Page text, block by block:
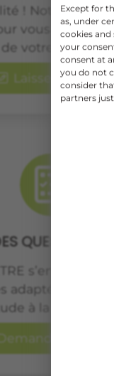
! Notre
vous
votre
Laisser un avis
QUESTIONS ?
s’engage à
adaptées à
à la réalisation.
un devis
Except for
as, under
cookies
your
consent at
you do not
consider
partners